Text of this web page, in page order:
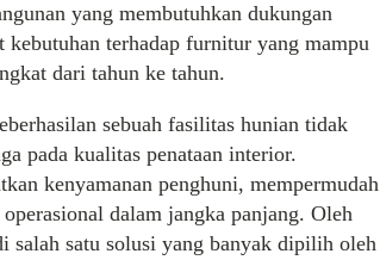
yang membutuhkan dukungan
kebutuhan terhadap furnitur yang mampu
dari tahun ke tahun.
sebuah fasilitas hunian tidak
pada kualitas penataan interior.
kenyamanan penghuni, mempermudah
dalam jangka panjang. Oleh
salah satu solusi yang banyak dipilih oleh